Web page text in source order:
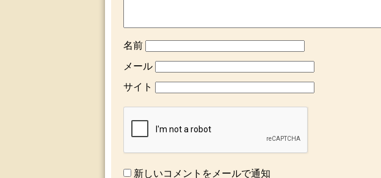
名前
メール
サイト
新しいコメントをメールで通知